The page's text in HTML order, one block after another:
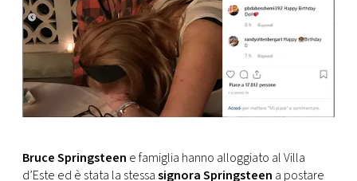
Bruce Springsteen e famiglia hanno alloggiato al Villa
d’Este ed è stata la stessasignora Springsteen a postare